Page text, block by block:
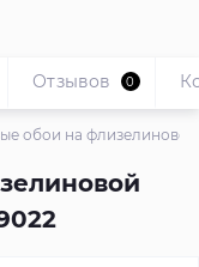
обои на
Отзывов 0